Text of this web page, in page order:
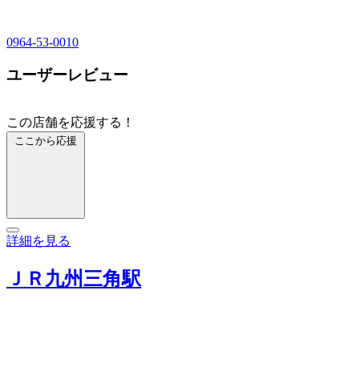
0964-53-0010
ユーザーレビュー
この店舗を応援する！
ここから応援
詳細を見る
ＪＲ九州三角駅